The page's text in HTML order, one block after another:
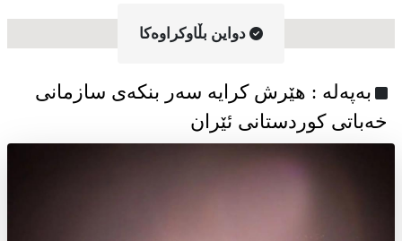
دواین بڵاوکراوه‌کا
به‌په‌له‌ : هێرش کرایە سەر بنکەی سازمانی
خەباتی کوردستانی ئێران